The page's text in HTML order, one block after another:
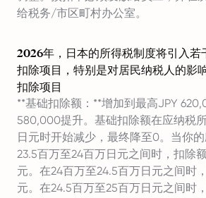
给税务/市区町村办公室。
2026年，日本的所得税制度将引入若
扣除项目，特别是对居民纳税人的影响
扣除项目
**基础扣除额：**增加到最高JPY
580,000提升。基础扣除额在应纳税
日元时开始减少，最终降至0。当你
23.5百万至24百万日元之间时，扣除
元。在24百万至24.5百万日元之间时
元。在24.5百万至25百万日元之间时